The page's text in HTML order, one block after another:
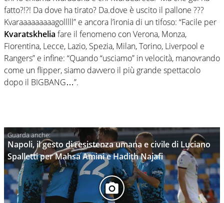
fatto?!?! Da dove ha tirato? Da.dove è uscito il pallone ???
Kvaraaaaaaaaagolllll” e ancora l’ironia di un tifoso: “Facile per
Kvaratskhelia fare il fenomeno con Verona, Monza,
Fiorentina, Lecce, Lazio, Spezia, Milan, Torino, Liverpool e
Rangers” e infine: “Quando “usciamo” in velocità, manovrando
come un flipper, siamo davvero il più grande spettacolo
dopo il BIGBANG…”.
Napoli, il gesto di resistenza umana e civile di Luciano
Spalletti per Mahsa Amini e Hadith Najafi